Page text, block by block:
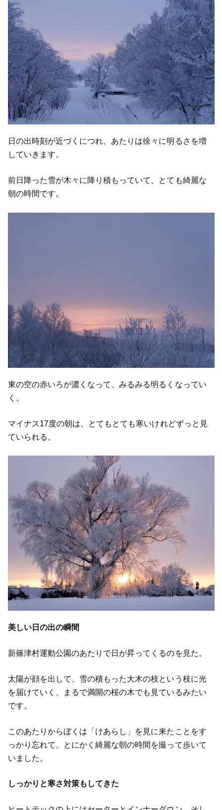
日の出時刻が近づくにつれ、あたりは徐々に明るさを増
していきます。
前日降った雪が木々に降り積もっていて、とても綺麗な
朝の時間です。
東の空の赤いろが濃くなって、みるみる明るくなってい
く。
マイナス17度の朝は、とてもとても寒いけれどずっと見
ていられる。
美しい日の出の瞬間
新篠津村運動公園のあたりで日が昇ってくるのを見た。
太陽が顔を出して、雪の積もった大木の枝という枝に光
を届けていく、まるで満開の桜の木でも見ているみたい
です。
このあたりからぼくは「けあらし」を見に来たことをす
っかり忘れて、とにかく綺麗な朝の時間を撮って歩いて
いました。
しっかりと寒さ対策もしてきた